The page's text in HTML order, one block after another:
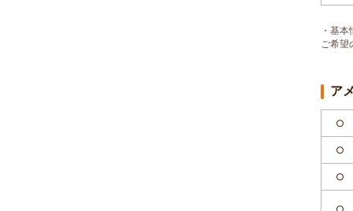
・基
ご希望
ア
○
○
○